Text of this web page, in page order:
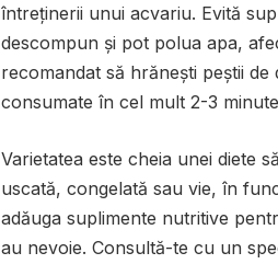
întreținerii unui acvariu. Evită
descompun și pot polua apa,
recomandat să hrănești peștii
consumate în cel mult 2-3
Varietatea este cheia unei diete
uscată, congelată sau vie, în
adăuga suplimente nutritive
au nevoie. Consultă-te cu un